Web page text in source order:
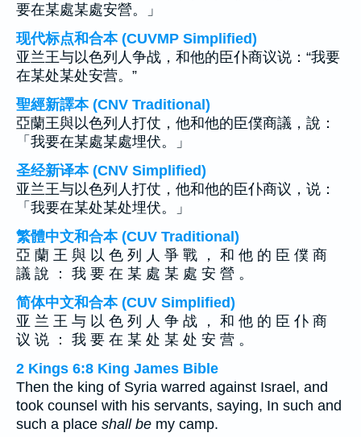
要在某處某處安營。」
现代标点和合本 (CUVMP Simplified)
亚兰王与以色列人争战，和他的臣仆商议说：“我要
在某处某处安营。”
聖經新譯本 (CNV Traditional)
亞蘭王與以色列人打仗，他和他的臣僕商議，說：
「我要在某處某處埋伏。」
圣经新译本 (CNV Simplified)
亚兰王与以色列人打仗，他和他的臣仆商议，说：
「我要在某处某处埋伏。」
繁體中文和合本 (CUV Traditional)
亞 蘭 王 與 以 色 列 人 爭 戰 ， 和 他 的 臣 僕 商
議 說 ： 我 要 在 某 處 某 處 安 營 。
简体中文和合本 (CUV Simplified)
亚 兰 王 与 以 色 列 人 争 战 ， 和 他 的 臣 仆 商
议 说 ： 我 要 在 某 处 某 处 安 营 。
2 Kings 6:8 King James Bible
Then the king of Syria warred against Israel, and
took counsel with his servants, saying, In such and
such a place shall be my camp.